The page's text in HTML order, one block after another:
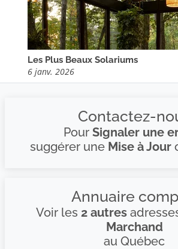
Les Plus Beaux Solariums
6 janv. 2026
Contactez-
Pour Signaler une
suggérer une Mise à Jour
Annuaire
Voir les 2 autres
Marchand
au Québec